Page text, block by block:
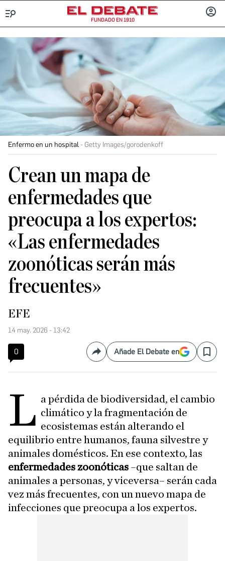
FUNDADO EN 1910
Enfermo en un hospital Getty Images/gorodenkoff
Crean un mapa de
enfermedades que
preocupa a los expertos:
«Las enfermedades
zoonóticas serán más
frecuentes»
EFE
14 may. 2026 - 13:42
0 CompartirAñade El Debate en Save
L a pérdida de biodiversidad, el cambio
climático y la fragmentación de
ecosistemas están alterando el
equilibrio entre humanos, fauna silvestre y
animales domésticos. En ese contexto, las
enfermedades zoonóticas –que saltan de
animales a personas, y viceversa– serán cada
vez más frecuentes, con un nuevo mapa de
infecciones que preocupa a los expertos.